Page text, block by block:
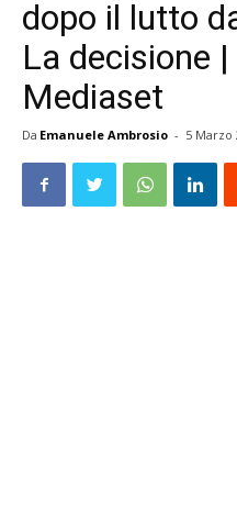
dopo il lutto
La decisione
Mediaset
Da Emanuele Ambrosio - 5 Marzo